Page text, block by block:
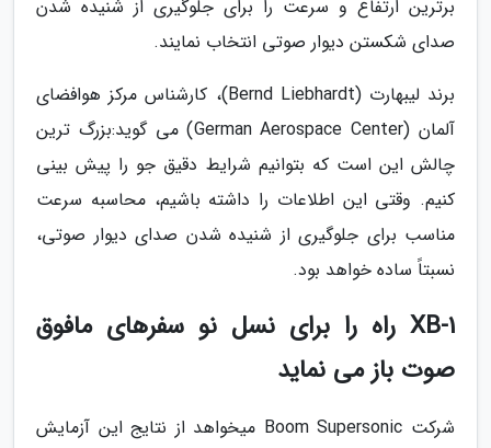
برترین ارتفاع و سرعت را برای جلوگیری از شنیده شدن
صدای شکستن دیوار صوتی انتخاب نمایند.
برند لیبهارت (Bernd Liebhardt)، کارشناس مرکز هوافضای
آلمان (German Aerospace Center) می گوید:بزرگ ترین
چالش این است که بتوانیم شرایط دقیق جو را پیش بینی
کنیم. وقتی این اطلاعات را داشته باشیم، محاسبه سرعت
مناسب برای جلوگیری از شنیده شدن صدای دیوار صوتی،
نسبتاً ساده خواهد بود.
XB-1 راه را برای نسل نو سفرهای مافوق
صوت باز می نماید
شرکت Boom Supersonic میخواهد از نتایج این آزمایش